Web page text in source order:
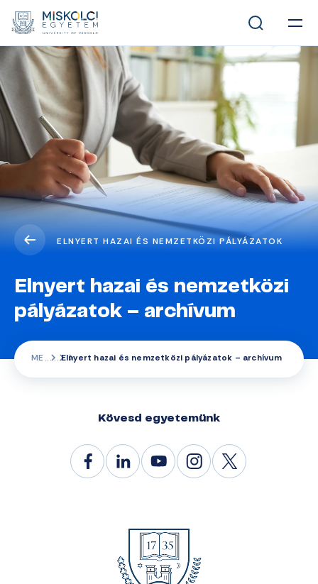
ELNYERT HAZAI ÉS NEMZETKÖZI PÁLYÁZATOK
Elnyert hazai és nemzetközi
pályázatok – archívum
ME Elnyert hazai és nemzetközi pályázatok – archívum
Kövesd egyetemünk